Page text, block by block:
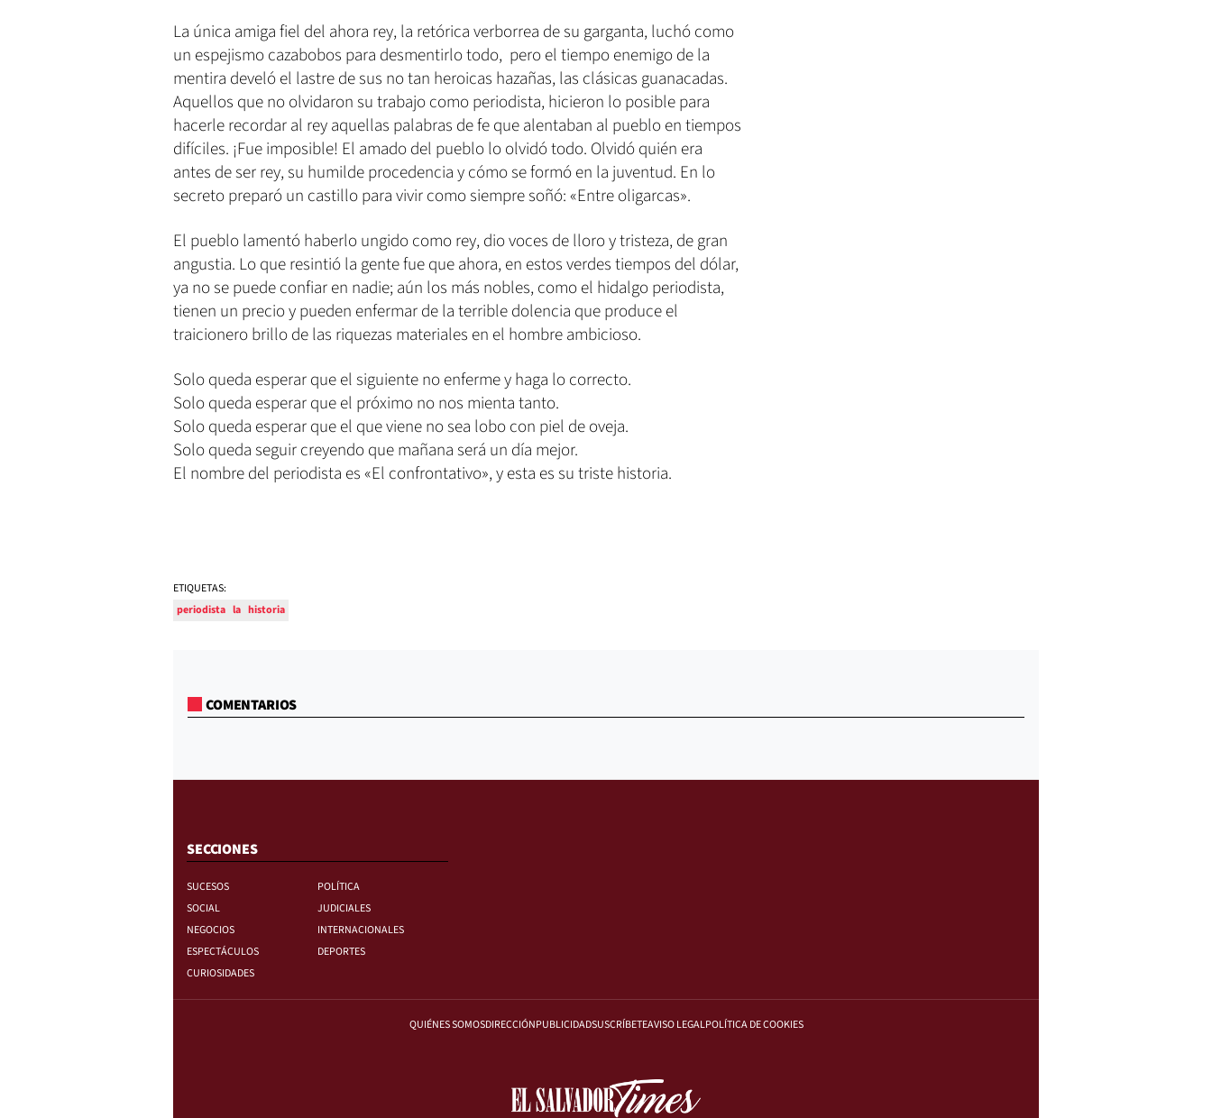
La única amiga fiel del ahora rey, la retórica verborrea de su garganta, luchó como
un espejismo cazabobos para desmentirlo todo, pero el tiempo enemigo de la
mentira develó el lastre de sus no tan heroicas hazañas, las clásicas guanacadas.
Aquellos que no olvidaron su trabajo como periodista, hicieron lo posible para
hacerle recordar al rey aquellas palabras de fe que alentaban al pueblo en tiempos
difíciles. ¡Fue imposible! El amado del pueblo lo olvidó todo. Olvidó quién era
antes de ser rey, su humilde procedencia y cómo se formó en la juventud. En lo
secreto preparó un castillo para vivir como siempre soñó: «Entre oligarcas».
El pueblo lamentó haberlo ungido como rey, dio voces de lloro y tristeza, de gran
angustia. Lo que resintió la gente fue que ahora, en estos verdes tiempos del dólar,
ya no se puede confiar en nadie; aún los más nobles, como el hidalgo periodista,
tienen un precio y pueden enfermar de la terrible dolencia que produce el
traicionero brillo de las riquezas materiales en el hombre ambicioso.
Solo queda esperar que el siguiente no enferme y haga lo correcto.
Solo queda esperar que el próximo no nos mienta tanto.
Solo queda esperar que el que viene no sea lobo con piel de oveja.
Solo queda seguir creyendo que mañana será un día mejor.
El nombre del periodista es «El confrontativo», y esta es su triste historia.
ETIQUETAS:
periodista la historia
COMENTARIOS
SECCIONES
SUCESOS
POLÍTICA
SOCIAL
JUDICIALES
NEGOCIOS
INTERNACIONALES
ESPECTÁCULOS
DEPORTES
CURIOSIDADES
QUIÉNES SOMOSDIRECCIÓNPUBLICIDADSUSCRÍBETEAVISO LEGALPOLÍTICA DE COOKIES